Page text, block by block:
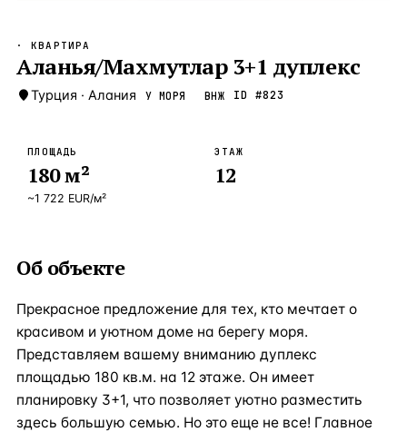
Новороссийск —Локация
Стамбул —Локация
ЧАСТО ИЩУТ
Турция Россия
· КВАРТИРА
Аланья/Махмутлар 3+1 дуплекс
Турция · Алания У МОРЯ ВНЖ ID #823
ПЛОЩАДЬ
180м²
~1 722 EUR/м²
ЭТАЖ
12
Об объекте
Прекрасное предложение для тех, кто мечтает о
красивом и уютном доме на берегу моря.
Представляем вашему вниманию дуплекс
площадью 180 кв.м. на 12 этаже. Он имеет
планировку 3+1, что позволяет уютно разместить
здесь большую семью. Но это еще не все! Главное